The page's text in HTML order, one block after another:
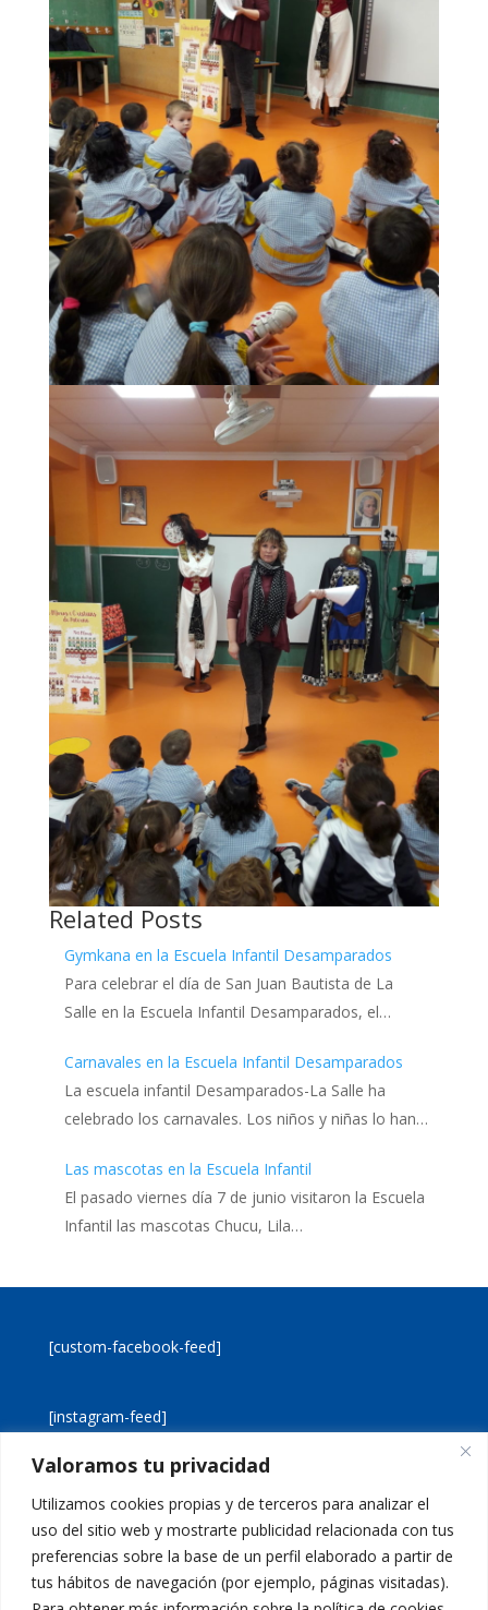
Valoramos tu privacidad
Utilizamos cookies propias y de terceros para analizar el
uso del sitio web y mostrarte publicidad relacionada con tus
preferencias sobre la base de un perfil elaborado a partir de
tus hábitos de navegación (por ejemplo, páginas visitadas).
Related Posts
Gymkana en la Escuela Infantil Desamparados
Para celebrar el día de San Juan Bautista de La
Salle en la Escuela Infantil Desamparados, el…
Carnavales en la Escuela Infantil Desamparados
La escuela infantil Desamparados-La Salle ha
celebrado los carnavales. Los niños y niñas lo han…
Las mascotas en la Escuela Infantil
El pasado viernes día 7 de junio visitaron la Escuela
Infantil las mascotas Chucu, Lila…
[custom-facebook-feed]
[instagram-feed]